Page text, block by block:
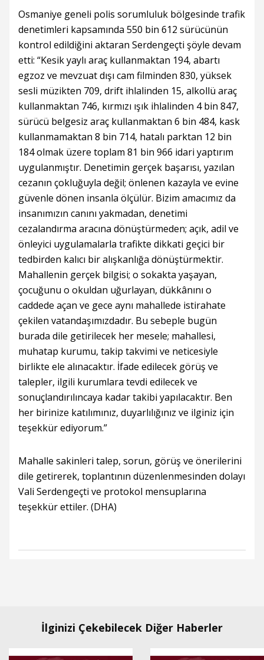
Osmaniye geneli polis sorumluluk bölgesinde trafik
denetimleri kapsamında 550 bin 612 sürücünün
kontrol edildiğini aktaran Serdengeçti şöyle devam
etti: “Kesik yaylı araç kullanmaktan 194, abartı
egzoz ve mevzuat dışı cam filminden 830, yüksek
sesli müzikten 709, drift ihlalinden 15, alkollü araç
kullanmaktan 746, kırmızı ışık ihlalinden 4 bin 847,
sürücü belgesiz araç kullanmaktan 6 bin 484, kask
kullanmamaktan 8 bin 714, hatalı parktan 12 bin
184 olmak üzere toplam 81 bin 966 idari yaptırım
uygulanmıştır. Denetimin gerçek başarısı, yazılan
cezanın çokluğuyla değil; önlenen kazayla ve evine
güvenle dönen insanla ölçülür. Bizim amacımız da
insanımızın canını yakmadan, denetimi
cezalandırma aracına dönüştürmeden; açık, adil ve
önleyici uygulamalarla trafikte dikkati geçici bir
tedbirden kalıcı bir alışkanlığa dönüştürmektir.
Mahallenin gerçek bilgisi; o sokakta yaşayan,
çocuğunu o okuldan uğurlayan, dükkânını o
caddede açan ve gece aynı mahallede istirahate
çekilen vatandaşımızdadır. Bu sebeple bugün
burada dile getirilecek her mesele; mahallesi,
muhatap kurumu, takip takvimi ve neticesiyle
birlikte ele alınacaktır. İfade edilecek görüş ve
talepler, ilgili kurumlara tevdi edilecek ve
sonuçlandırılıncaya kadar takibi yapılacaktır. Ben
her birinize katılımınız, duyarlılığınız ve ilginiz için
teşekkür ediyorum.”
Mahalle sakinleri talep, sorun, görüş ve önerilerini
dile getirerek, toplantının düzenlenmesinden dolayı
Vali Serdengeçti ve protokol mensuplarına
teşekkür ettiler. (DHA)
İlginizi Çekebilecek Diğer Haberler